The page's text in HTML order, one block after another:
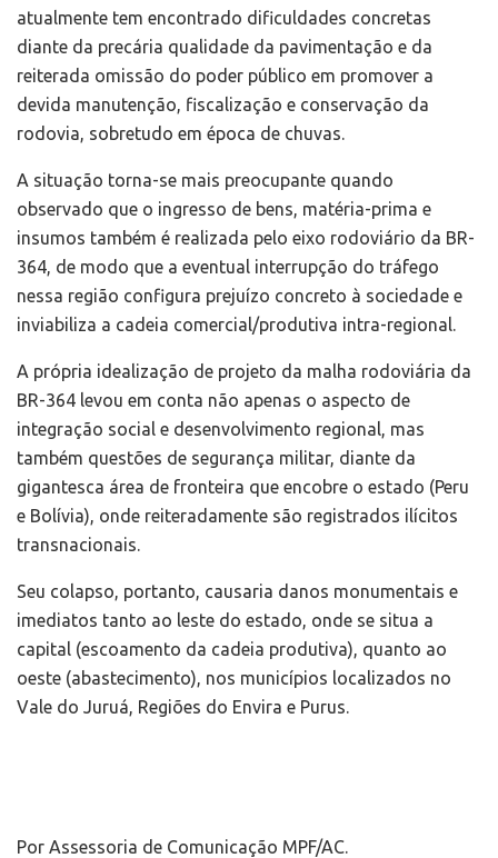
atualmente tem encontrado dificuldades concretas
diante da precária qualidade da pavimentação e da
reiterada omissão do poder público em promover a
devida manutenção, fiscalização e conservação da
rodovia, sobretudo em época de chuvas.
A situação torna-se mais preocupante quando
observado que o ingresso de bens, matéria-prima e
insumos também é realizada pelo eixo rodoviário da BR-
364, de modo que a eventual interrupção do tráfego
nessa região configura prejuízo concreto à sociedade e
inviabiliza a cadeia comercial/produtiva intra-regional.
A própria idealização de projeto da malha rodoviária da
BR-364 levou em conta não apenas o aspecto de
integração social e desenvolvimento regional, mas
também questões de segurança militar, diante da
gigantesca área de fronteira que encobre o estado (Peru
e Bolívia), onde reiteradamente são registrados ilícitos
transnacionais.
Seu colapso, portanto, causaria danos monumentais e
imediatos tanto ao leste do estado, onde se situa a
capital (escoamento da cadeia produtiva), quanto ao
oeste (abastecimento), nos municípios localizados no
Vale do Juruá, Regiões do Envira e Purus.
Por Assessoria de Comunicação MPF/AC.